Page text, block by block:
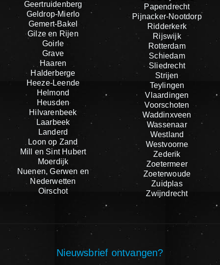
Geertruidenberg
Geldrop-Mierlo
Gemert-Bakel
Gilze en Rijen
Goirle
Grave
Haaren
Halderberge
Heeze-Leende
Helmond
Heusden
Hilvarenbeek
Laarbeek
Landerd
Loon op Zand
Mill en Sint Hubert
Moerdijk
Nuenen, Gerwen en
Nederwetten
Oirschot
Papendrecht
Pijnacker-Nootdorp
Ridderkerk
Rijswijk
Rotterdam
Schiedam
Sliedrecht
Strijen
Teylingen
Vlaardingen
Voorschoten
Waddinxveen
Wassenaar
Westland
Westvoorne
Zederik
Zoetermeer
Zoeterwoude
Zuidplas
Zwijndrecht
Nieuwsbrief ontvangen?